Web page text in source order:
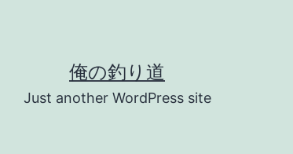
俺の釣り道
Just another WordPress site